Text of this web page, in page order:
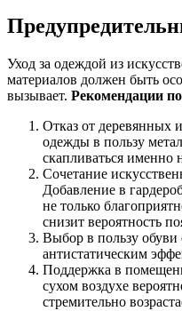
Уход за одеждой из
материалов должен быть
вызывает. Рекомендации
Отказ от деревянных
одежды в пользу
скапливаться именно
Сочетание
Добавление в
не только
снизит вероятность
Выбор в пользу
антистатическим
Поддержка в
сухом воздухе
стремительно